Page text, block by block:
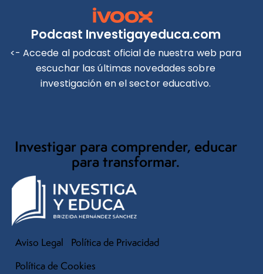
Podcast Investigayeduca.com
<- Accede al podcast oficial de nuestra web para
escuchar las últimas novedades sobre
investigación en el sector educativo.
Investigar para comprender, educar
para transformar.
Aviso Legal
Política de Privacidad
Política de Cookies